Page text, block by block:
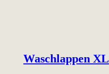
Waschlappen XL